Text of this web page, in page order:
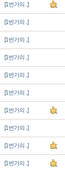
[1번가의 ..]
[1번가의 ..]
[1번가의 ..]
[1번가의 ..]
[1번가의 ..]
[1번가의 ..]
[1번가의 ..]
[1번가의 ..]
[1번가의 ..]
[1번가의 ..]